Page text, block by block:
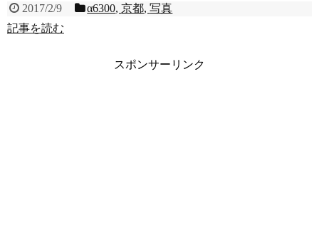
2017/2/9 α6300,京都,写真
記事を読む
スポンサーリンク